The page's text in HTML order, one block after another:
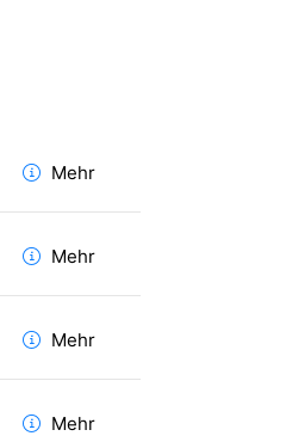
Mehr
Mehr
Mehr
Mehr